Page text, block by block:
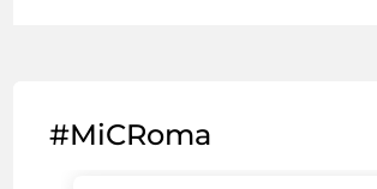
#MiCRoma